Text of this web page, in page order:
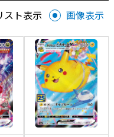
スト表示 画像表示